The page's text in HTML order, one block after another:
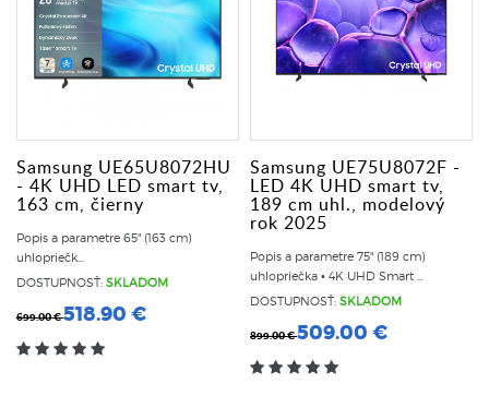
Samsung UE65U8072HU
- 4K UHD LED smart tv,
163 cm, čierny
Popis a parametre 65" (163 cm)
uhlopriečk...
DOSTUPNOSŤ: SKLADOM
699.00 €518.90 €
Samsung UE75U8072F -
LED 4K UHD smart tv,
189 cm uhl., modelový
rok 2025
Popis a parametre 75" (189 cm)
uhlopriečka • 4K UHD Smart ...
DOSTUPNOSŤ: SKLADOM
899.00 €509.00 €